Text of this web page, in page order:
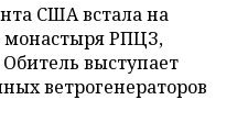
США встала на
монастыря РПЦЗ,
Обитель выступает
ветрогенераторов